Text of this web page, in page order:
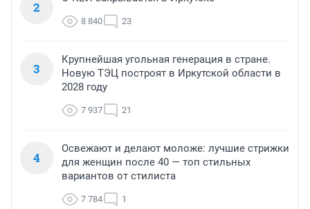
2
8 840 23
3
Крупнейшая угольная генерация в стране.
Новую ТЭЦ построят в Иркутской области в
2028 году
7 937 21
4
Освежают и делают моложе: лучшие стрижки
для женщин после 40 — топ стильных
вариантов от стилиста
7 784 1